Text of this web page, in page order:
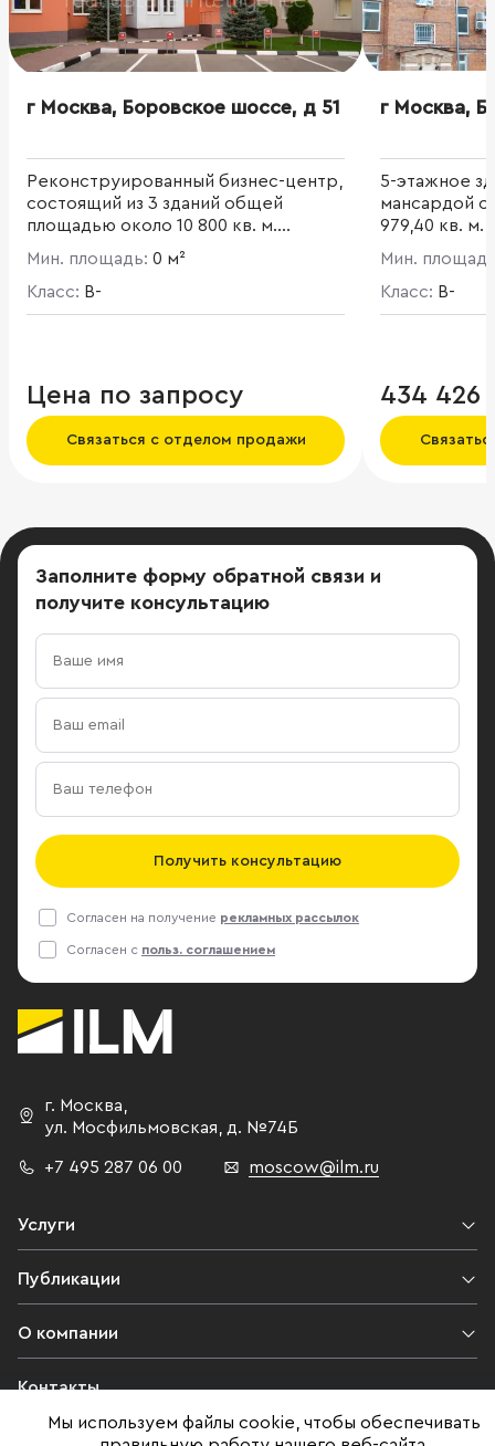
г Москва, Боровское шоссе, д 51
Реконструированный бизнес-центр,
состоящий из 3 зданий общей
площадью около 10 800 кв. м.
Огороженная территория. Кафе для
Аредаторов. Профессиональное
управление зданием.
Мин. площадь: 0 м²
Класс: B-
Цена по запросу
Связаться с отделом продажи
г Москва,
5-этажное
мансардой
979,40 кв. м.
Мин.
Класс: B-
434 426
Заполните форму обратной связи и
получите консультацию
Получить консультацию
Согласен на получение рекламных рассылок
Согласен с польз. соглашением
г. Москва,
ул. Мосфильмовская, д. №74Б
+7 495 287 06 00 moscow@ilm.ru
Услуги
Публикации
О компании
Контакты
Юридическая информация
Мы используем файлы cookie, чтобы обеспечивать